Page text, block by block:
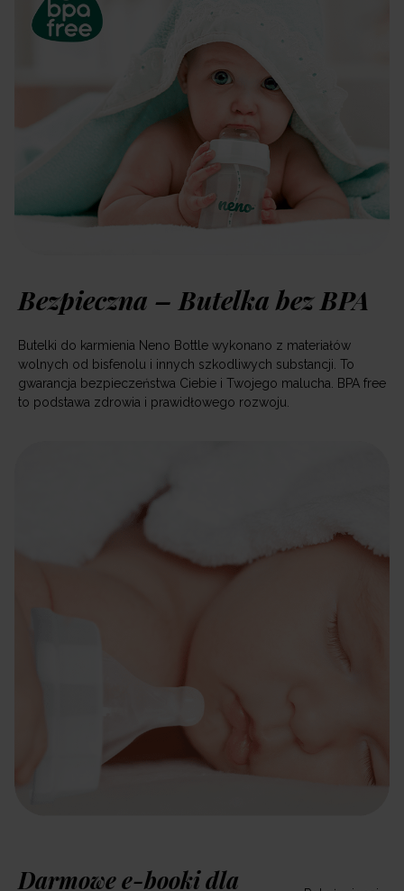
Bezpieczna – Butelka bez BPA
Butelki do karmienia Neno Bottle wykonano z materiałów
wolnych od bisfenolu i innych szkodliwych substancji. To
gwarancja bezpieczeństwa Ciebie i Twojego malucha. BPA free
to podstawa zdrowia i prawidłowego rozwoju.
Darmowe e-booki dla